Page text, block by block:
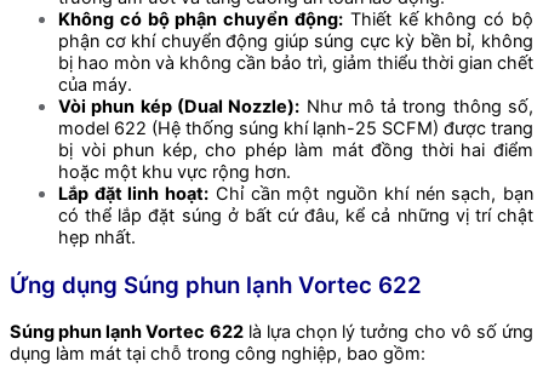
Không có bộ phận chuyển động: Thiết kế không có bộ
phận cơ khí chuyển động giúp súng cực kỳ bền bỉ, không
bị hao mòn và không cần bảo trì, giảm thiểu thời gian chết
của máy.
Vòi phun kép (Dual Nozzle): Như mô tả trong thông số,
model 622 (Hệ thống súng khí lạnh-25 SCFM) được trang
bị vòi phun kép, cho phép làm mát đồng thời hai điểm
hoặc một khu vực rộng hơn.
Lắp đặt linh hoạt: Chỉ cần một nguồn khí nén sạch, bạn
có thể lắp đặt súng ở bất cứ đâu, kể cả những vị trí chật
hẹp nhất.
Ứng dụng Súng phun lạnh Vortec 622
Súng phun lạnh Vortec 622là lựa chọn lý tưởng cho vô số ứng
dụng làm mát tại chỗ trong công nghiệp, bao gồm: